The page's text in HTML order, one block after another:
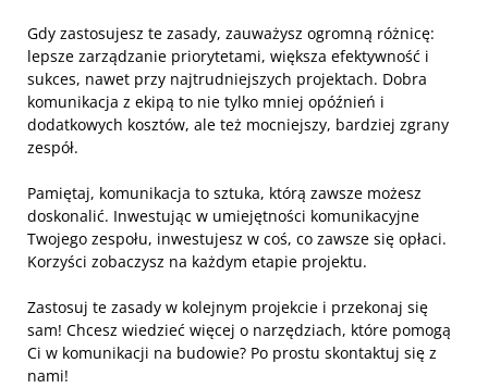
Gdy zastosujesz te zasady, zauważysz ogromną różnicę:
lepsze zarządzanie priorytetami, większa efektywność i
sukces, nawet przy najtrudniejszych projektach. Dobra
komunikacja z ekipą to nie tylko mniej opóźnień i
dodatkowych kosztów, ale też mocniejszy, bardziej zgrany
zespół.
Pamiętaj, komunikacja to sztuka, którą zawsze możesz
doskonalić. Inwestując w umiejętności komunikacyjne
Twojego zespołu, inwestujesz w coś, co zawsze się opłaci.
Korzyści zobaczysz na każdym etapie projektu.
Zastosuj te zasady w kolejnym projekcie i przekonaj się
sam! Chcesz wiedzieć więcej o narzędziach, które pomogą
Ci w komunikacji na budowie? Po prostu skontaktuj się z
nami!